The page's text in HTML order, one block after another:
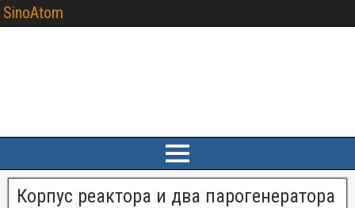
SinoAtom
Корпус реактора и два парогенератора